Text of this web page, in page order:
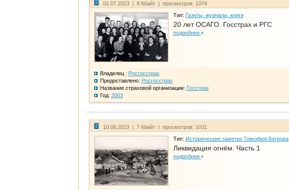
01.07.2023 | 8 Кбайт | просмотров: 1074
Тип: Газеты, журналы, книги
20 лет ОСАГО. Госстрах и РГС
подробнее
Владелец : Росгосстрах
Предоставлено: Росгосстрах
Название страховой организации: Госстрах
Год: 2003
10.06.2023 | 7 Кбайт | просмотров: 1031
Тип: Исторические заметки Тимофея Бегрова
Ликвидация огнём. Часть 1
подробнее